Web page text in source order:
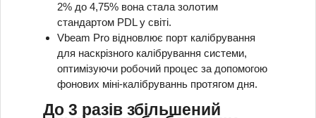
2% до 4,75% вона стала золотим
стандартом PDL у світі.
Vbeam Pro відновлює порт калібрування
для наскрізного калібрування системи,
оптимізуючи робочий процес за допомогою
фонових міні-калібруваннь протягом дня.
До 3 разів збільшений